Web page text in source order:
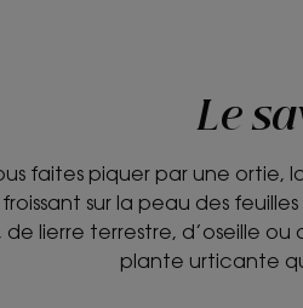
Le
faites piquer par une ortie,
sur la peau des
de lierre terrestre, d’oseille
plante urticante